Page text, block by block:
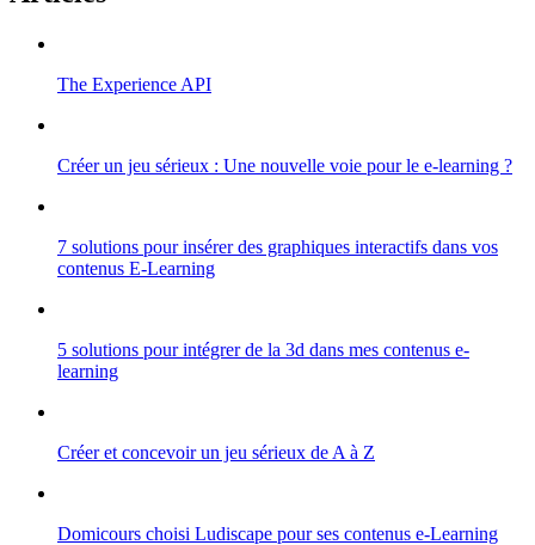
The Experience API
Créer un jeu sérieux : Une nouvelle voie pour le e-learning ?
7 solutions pour insérer des graphiques interactifs dans vos
contenus E-Learning
5 solutions pour intégrer de la 3d dans mes contenus e-
learning
Créer et concevoir un jeu sérieux de A à Z
Domicours choisi Ludiscape pour ses contenus e-Learning